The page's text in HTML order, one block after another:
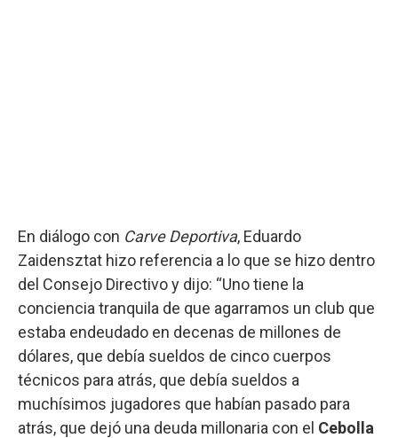
En diálogo con Carve Deportiva, Eduardo
Zaidensztat hizo referencia a lo que se hizo dentro
del Consejo Directivo y dijo: “Uno tiene la
conciencia tranquila de que agarramos un club que
estaba endeudado en decenas de millones de
dólares, que debía sueldos de cinco cuerpos
técnicos para atrás, que debía sueldos a
muchísimos jugadores que habían pasado para
atrás, que dejó una deuda millonaria con el Cebolla